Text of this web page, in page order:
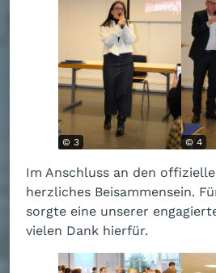
© 3 © 4
Im Anschluss an den
herzliches Beisammensein.
sorgte eine unserer
vielen Dank hierfür.